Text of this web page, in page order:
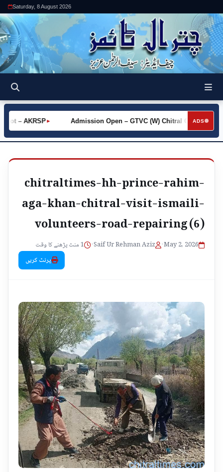
Saturday, 8 August 2026
ADS
►
– AKRSP ►
Admission Open – GTVC (W) Chitral City
chitraltimes-hh-prince-rahim-
aga-khan-chitral-visit-ismaili-
volunteers-road-repairing (6)
May 2, 2026
•
Saif Ur Rehman Aziz
•
1 منٹ پڑھنے کا وقت
پرنٹ کریں